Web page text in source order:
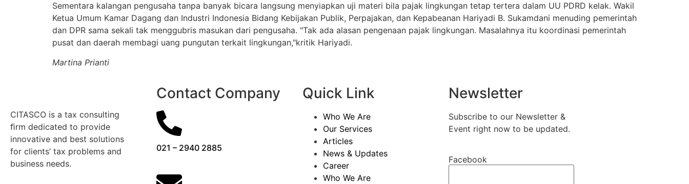
Sementara kalangan pengusaha tanpa banyak bicara langsung menyiapkan uji materi bila pajak lingkungan tetap tertera dalam UU PDRD kelak. Wakil
Ketua Umum Kamar Dagang dan Industri Indonesia Bidang Kebijakan Publik, Perpajakan, dan Kepabeanan Hariyadi B. Sukamdani menuding pemerintah
dan DPR sama sekali tak menggubris masukan dari pengusaha. "Tak ada alasan pengenaan pajak lingkungan. Masalahnya itu koordinasi pemerintah
pusat dan daerah membagi uang pungutan terkait lingkungan,"kritik Hariyadi.
Martina Prianti
CITASCO is a tax consulting
ﬁrm dedicated to provide
innovative and best solutions
for clients’ tax problems and
business needs.
Contact Company
021 – 2940 2885
Quick Link
Who We Are
Our Services
Articles
News & Updates
Career
Who We Are
Newsletter
Subscribe to our Newsletter &
Event right now to be updated.
Facebook